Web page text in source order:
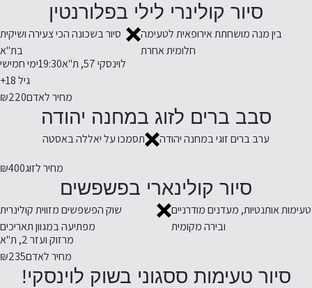
סיור קולינרי לילי בפלורנטין
בין מנה מושחתת אירופאית לטעימה
חלומית אחרת
סיור בשכונה הכי צעירה ושיקית
בת"א
לוינסקי 57, ת"א
19:30ימי חמישי
גיל 18+
מחיר לאדם₪220
סבב ברים לזוג במחנה יהודה
ערב ברים זוגי במחנה יהודה
תסמכו על יאללה באסטה
מחיר לזוג₪400
סיור קולינארי בפשפשים
טעימות אותנטיות, מעדנים מודרניים
ובירה מקומית
שוק הפשפשים מזווית קולינרית
מפתיעה במגוון תאריכים
מרזוק ועזר 2, ת"א
מחיר לאדם₪235
סיור טעימות ססגוני בשוק לוינסקי!